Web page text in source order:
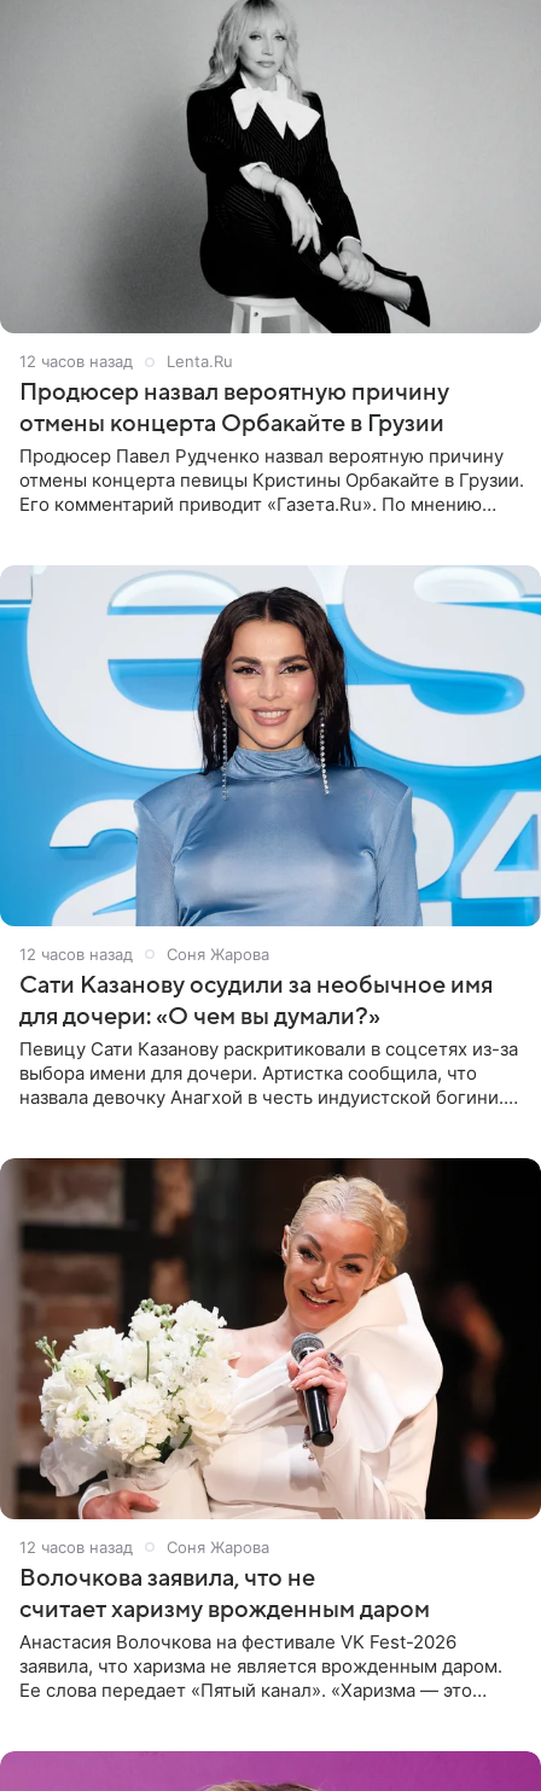
12 часов назад Lenta.Ru
Продюсер назвал вероятную причину
отмены концерта Орбакайте в Грузии
Продюсер Павел Рудченко назвал вероятную причину
отмены концерта певицы Кристины Орбакайте в Грузии.
Его комментарий приводит «Газета.Ru». По мнению
12 часов назад Соня Жарова
Сати Казанову осудили за необычное имя
для дочери: «О чем вы думали?»
Певицу Сати Казанову раскритиковали в соцсетях из-за
выбора имени для дочери. Артистка сообщила, что
назвала девочку Анагхой в честь индуистской богини.
12 часов назад Соня Жарова
Волочкова заявила, что не
считает харизму врожденным даром
Анастасия Волочкова на фестивале VK Fest-2026
заявила, что харизма не является врожденным даром.
Ее слова передает «Пятый канал». «Харизма — это